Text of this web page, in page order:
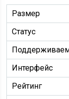
Размер
Статус
Интерфейс
Рейтинг